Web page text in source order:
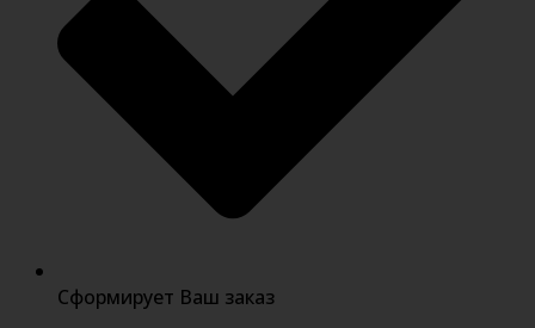
Сформирует Ваш заказ